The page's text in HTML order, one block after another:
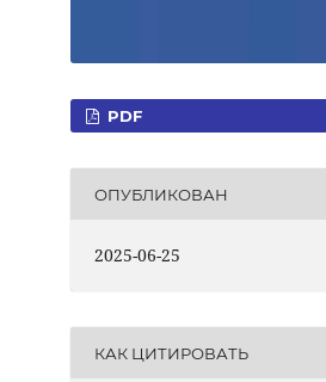
PDF
ОПУБЛИКОВАН
2025-06-25
КАК ЦИТИРОВАТЬ